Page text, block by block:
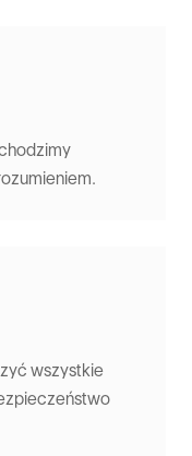
wszystkie